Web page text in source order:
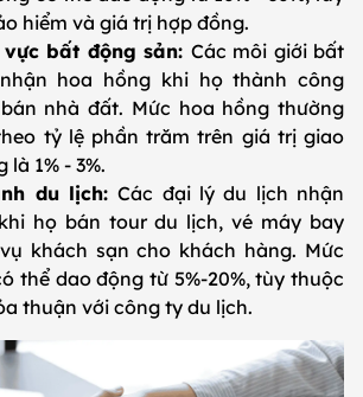
hiểm và giá trị hợp đồng.
bất động sản: Các môi giới bất
hoa hồng khi họ thành công
nhà đất. Mức hoa hồng thường
tỷ lệ phần trăm trên giá trị giao
1% - 3%.
du lịch:Các đại lý du lịch nhận
họ bán tour du lịch, vé máy bay
khách sạn cho khách hàng. Mức
thể dao động từ 5%-20%, tùy thuộc
thuận với công ty du lịch.